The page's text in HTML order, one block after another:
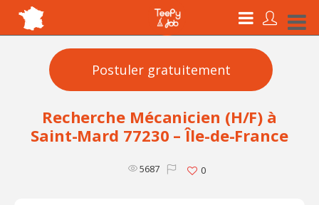
Recherche Mécanicien (H/F) à
Saint-Mard 77230 – Île-de-France
5687 0
Postuler gratuitement